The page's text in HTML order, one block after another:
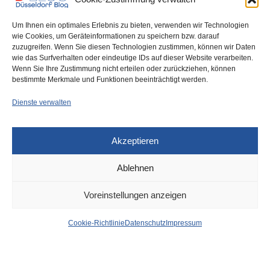
Um Ihnen ein optimales Erlebnis zu bieten, verwenden wir Technologien
wie Cookies, um Geräteinformationen zu speichern bzw. darauf
zuzugreifen. Wenn Sie diesen Technologien zustimmen, können wir Daten
wie das Surfverhalten oder eindeutige IDs auf dieser Website verarbeiten.
Wenn Sie Ihre Zustimmung nicht erteilen oder zurückziehen, können
bestimmte Merkmale und Funktionen beeinträchtigt werden.
Dienste verwalten
Akzeptieren
Ablehnen
Voreinstellungen anzeigen
Cookie-Richtlinie Datenschutz Impressum
Rheinbahn: Streik am
Donnerstag, eventuelle
Einschränkungen am
8. FEBRUAR 2023
News aus dem Rathaus